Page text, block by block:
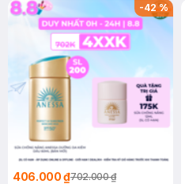
-42%
406.000 ₫702.000 ₫